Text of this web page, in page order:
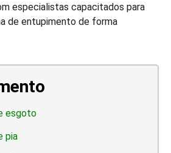
especialistas capacitados para
de entupimento de forma
esgoto
pia